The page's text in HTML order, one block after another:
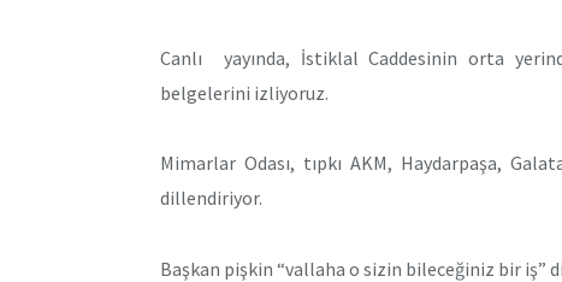
Canlı yayında, İstiklal Caddesinin orta
belgelerini izliyoruz.
Mimarlar Odası, tıpkı AKM, Haydarpaşa,
dillendiriyor.
Başkan pişkin “vallaha o sizin bileceğiniz bir iş”